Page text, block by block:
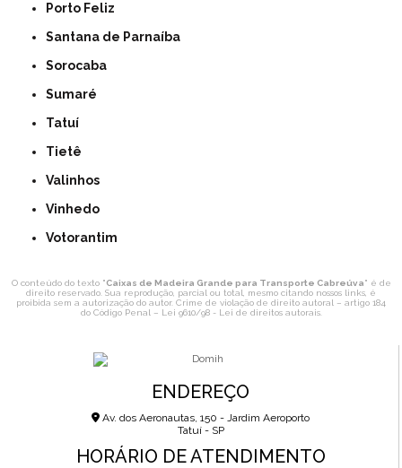
Porto Feliz
Santana de Parnaíba
Sorocaba
Sumaré
Tatuí
Tietê
Valinhos
Vinhedo
Votorantim
O conteúdo do texto "Caixas de Madeira Grande para Transporte Cabreúva" é de
direito reservado. Sua reprodução, parcial ou total, mesmo citando nossos links, é
proibida sem a autorização do autor. Crime de violação de direito autoral – artigo 184
do Código Penal – Lei 9610/98 - Lei de direitos autorais.
ENDEREÇO
Av. dos Aeronautas, 150 - Jardim Aeroporto
Tatuí - SP
HORÁRIO DE ATENDIMENTO